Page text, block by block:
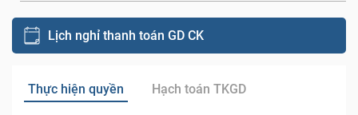
Lịch nghỉ thanh toán GD CK
Thực hiện quyền Hạch toán TKGD